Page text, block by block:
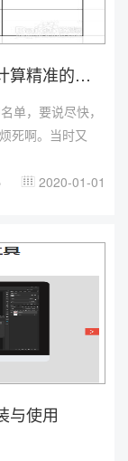
算精准的年
单，要说尽快，
死啊。当时又
 2020-01-01
与使用